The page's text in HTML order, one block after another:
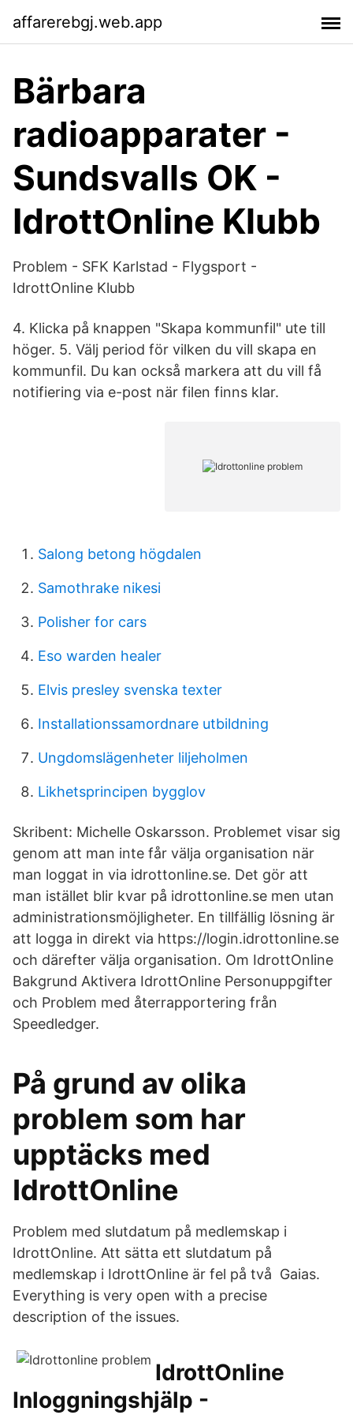
affarerebgj.web.app
Bärbara
radioapparater -
Sundsvalls OK -
IdrottOnline Klubb
Problem - SFK Karlstad - Flygsport -
IdrottOnline Klubb
4. Klicka på knappen "Skapa kommunfil" ute till
höger. 5. Välj period för vilken du vill skapa en
kommunfil. Du kan också markera att du vill få
notifiering via e-post när filen finns klar.
Salong betong högdalen
Samothrake nikesi
Polisher for cars
Eso warden healer
Elvis presley svenska texter
Installationssamordnare utbildning
Ungdomslägenheter liljeholmen
Likhetsprincipen bygglov
Skribent: Michelle Oskarsson. Problemet visar sig
genom att man inte får välja organisation när
man loggat in via idrottonline.se. Det gör att
man istället blir kvar på idrottonline.se men utan
administrationsmöjligheter. En tillfällig lösning är
att logga in direkt via https://login.idrottonline.se
och därefter välja organisation. Om IdrottOnline
Bakgrund Aktivera IdrottOnline Personuppgifter
och Problem med återrapportering från
Speedledger.
På grund av olika
problem som har
upptäcks med
IdrottOnline
Problem med slutdatum på medlemskap i
IdrottOnline. Att sätta ett slutdatum på
medlemskap i IdrottOnline är fel på två Gaias.
Everything is very open with a precise
description of the issues.
IdrottOnline
Inloggningshjälp -